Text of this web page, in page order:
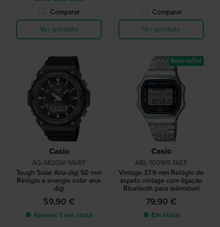
Comparar
Ver produto
Comparar
Ver produto
Casio
AQ-S820W-1AVEF
Tough Solar Ana-digi 50 mm
Relógio a energia solar ana-
digi
59,90 €
● Apenas 1 em stock
Casio
ABL-100WE-1AEF
Vintage 37.9 mm Relógio de
aspeto vintage com ligação
Bluetooth para telemóvel
79,90 €
● Em stock
Best-seller